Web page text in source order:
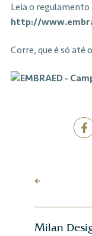
Leia o regulamento
http://
Corre, que é só até
Milan